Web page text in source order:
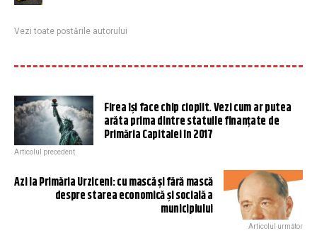
Vezi toate postările autorului
Firea își face chip cioplit. Vezi cum ar putea
arăta prima dintre statuile finanțate de
Primăria Capitalei în 2017
Articolul precedent
Azi la Primăria Urziceni: cu mască și fără mască
despre starea economică și socială a
municipiului
Articolul următor